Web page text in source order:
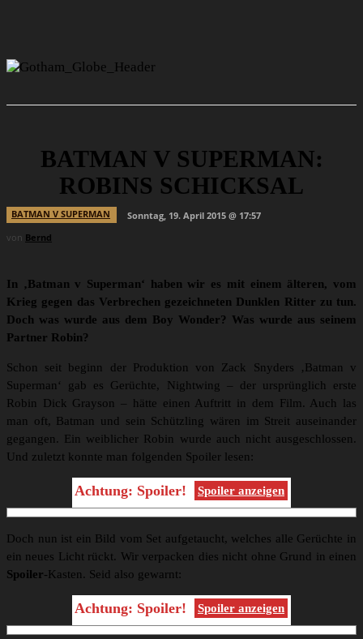
BATMAN V SUPERMAN:
ROBINS SCHICKSAL
BATMAN V SUPERMAN
Sonntag, 19. April 2015 @ 17:57
von Bernd
In ‚Batman v Superman‘ haben wir es mit einem älteren, vom
Krieg gegen das Verbrechen gezeichneten Dunklen Ritter zu tun.
Doch was wurde aus dem Boy Wonder? Was wurde aus seinem
Partner Robin?
Schon seit beginn der Produktion von Zack Snyders ‚Batman v
Superman‘ gab es Gerüchte, Nightwing – der ursprünglich erste
Robin Dick Grayson – hätte einen Auftritt in dem Film. Auch las
man oft, Batman und sein Schützling wären im Streit auseinander
gegangen. Ein weiblicher Robin wurde auch nicht ausgeschlossen.
Und zuletzt konnte man folgenden Spoiler lesen:
Achtung: Spoiler! Spoiler anzeigen
Doch nun ist ein Bild vom Set aufgetaucht, welches alle Gerüchte in
ein neues Licht rückt. Wir verpacken dies nicht ohne Grund in einen
Spoiler-Kasten. Seid also gewarnt:
Achtung: Spoiler! Spoiler anzeigen